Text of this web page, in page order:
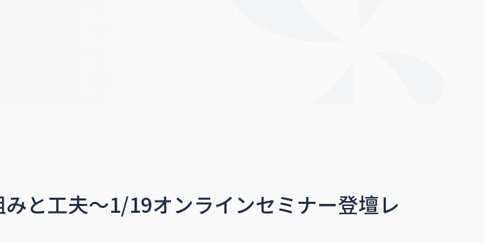
と工夫〜1/19オンラインセミナー登壇レ